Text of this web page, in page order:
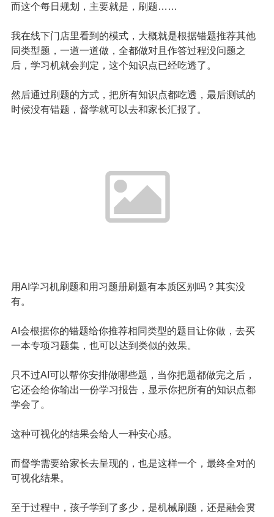
而这个每日规划，主要就是，刷题……
我在线下门店里看到的模式，大概就是根据错题推荐其他
同类型题，一道一道做，全都做对且作答过程没问题之
后，学习机就会判定，这个知识点已经吃透了。
然后通过刷题的方式，把所有知识点都吃透，最后测试的
时候没有错题，督学就可以去和家长汇报了。
用AI学习机刷题和用习题册刷题有本质区别吗？其实没
有。
AI会根据你的错题给你推荐相同类型的题目让你做，去买
一本专项习题集，也可以达到类似的效果。
只不过AI可以帮你安排做哪些题，当你把题都做完之后，
它还会给你输出一份学习报告，显示你把所有的知识点都
学会了。
这种可视化的结果会给人一种安心感。
而督学需要给家长去呈现的，也是这样一个，最终全对的
可视化结果。
至于过程中，孩子学到了多少，是机械刷题，还是融会贯